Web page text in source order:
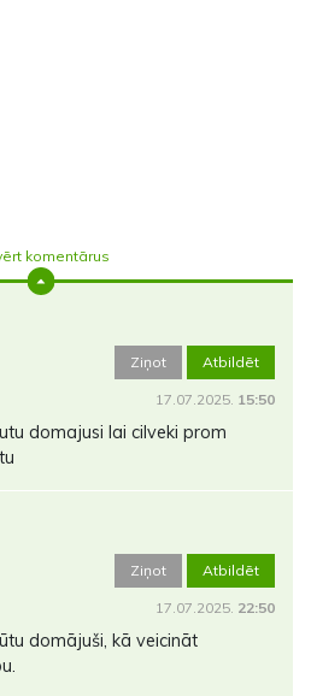
komentārus
Ziņot Atbildēt
17.07.2025. 15:50
domajusi lai cilveki prom
Ziņot Atbildēt
17.07.2025. 22:50
domājuši, kā veicināt